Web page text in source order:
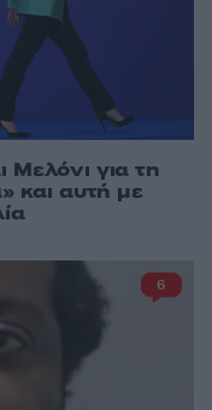
για τη
και αυτή με
6